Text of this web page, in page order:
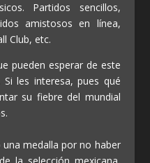
Partidos sencillos,
amistosos en línea,
Club, etc.
pueden esperar de este
les interesa, pues qué
su fiebre del mundial
medalla por no haber
la selección mexicana,